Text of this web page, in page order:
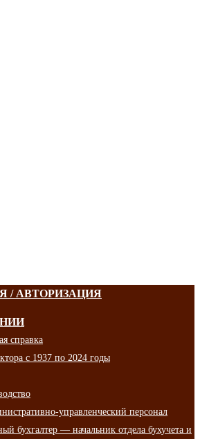
/ АВТОРИЗАЦИЯ
справка
с 1937 по 2024 годы
управленческий персонал
бухгалтер — начальник отдела бухучета и